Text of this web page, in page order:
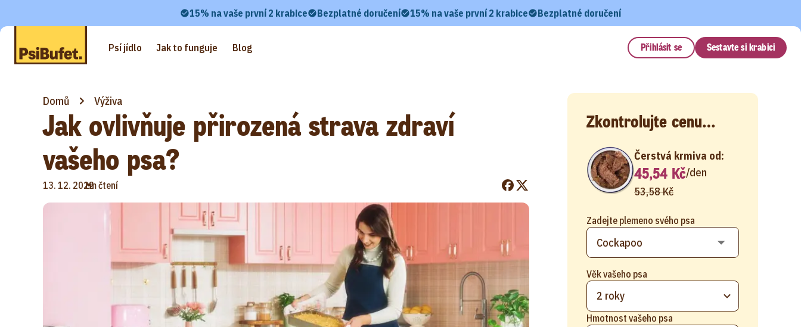
15% na vaše první 2 krabice Bezplatné doručení 15% na vaše první 2 krabice Bezplatné doručení
Psí jídlo Jak to funguje Blog Přihlásit se Sestavte si krabici
Domů Výživa
Jak ovlivňuje přirozená strava zdraví
vašeho psa?
13. 12. 2022
•
1m čtení
Zkontrolujte cenu…
Zadejte plemeno svého psa
Věk vašeho psa
2 roky
Hmotnost vašeho psa
Čerstvá krmiva od:
45,54 Kč/den
53,58 Kč